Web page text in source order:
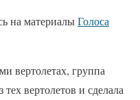
на материалыГолоса
вертолетах, группа
вертолетов и сделала